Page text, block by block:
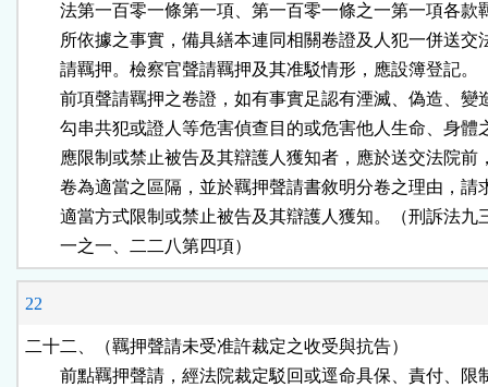
法第一百零一條第一項、第一百零一條之一第一項各款
所依據之事實，備具繕本連同相關卷證及人犯一併送交
        請羈押。檢察官聲請羈押及其准駁情形，應設簿登記。
前項聲請羈押之卷證，如有事實足認有湮滅、偽造、變
勾串共犯或證人等危害偵查目的或危害他人生命、身體
應限制或禁止被告及其辯護人獲知者，應於送交法院前
卷為適當之區隔，並於羈押聲請書敘明分卷之理由，請
適當方式限制或禁止被告及其辯護人獲知。（刑訴法
        一之一、二二八第四項）
22
二十二、（羈押聲請未受准許裁定之收受與抗告）
前點羈押聲請，經法院裁定駁回或逕命具保、責付、限